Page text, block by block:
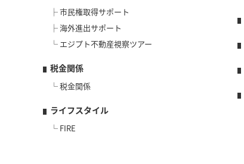
市民権取得サポート
海外進出サポート
エジプト不動産視察ツアー
税金関係
税金関係
ライフスタイル
FIRE